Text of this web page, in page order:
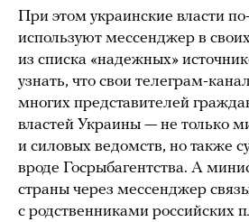
При этом украинские власти
используют мессенджер в
из списка «надежных»
узнать, что свои телеграм-
многих представителей
властей Украины — не только
и силовых ведомств, но также
вроде Госрыбагентства. А
страны через мессенджер
с родственниками российских